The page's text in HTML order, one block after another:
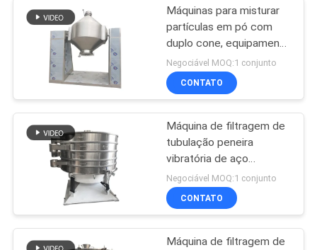
SOBRE
EXCURSÃO
DA
FÁBRICA
CONTROLE
QUALIDADE
Máquina Gyratory
da seleção
máquina da seleção
da secadora de
roupa
Máquinas para misturar
partículas em pó com
duplo cone, equipamento
especial para indústrias
química e alimentar
Negociável MOQ:1 conjunto
CONTATO
Máquina de filtragem de
tubulação peneira
vibratória de aço
inoxidável com espirais
espalhadas e movimento
de balanço suave para
Negociável MOQ:1 conjunto
CONTATO
Máquina de filtragem de